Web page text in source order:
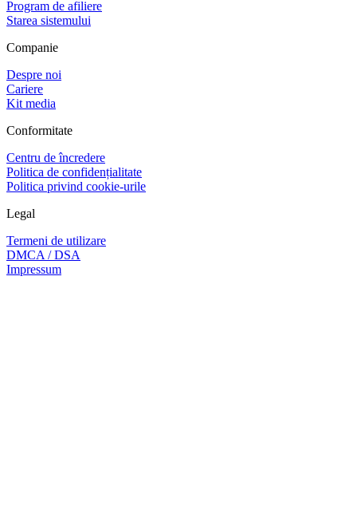
Program de afiliere
Starea sistemului
Companie
Despre noi
Cariere
Kit media
Conformitate
Centru de încredere
Politica de confidențialitate
Politica privind cookie-urile
Legal
Termeni de utilizare
DMCA / DSA
Impressum